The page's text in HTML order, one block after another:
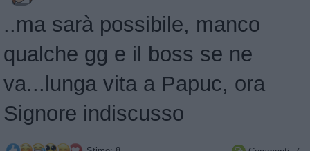
..ma sarà possibile, manco
qualche gg e il boss se ne
va...lunga vita a Papuc, ora
Signore indiscusso